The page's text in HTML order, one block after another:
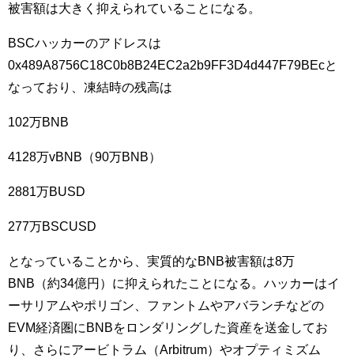
被害額は大きく抑えられていることになる。
BSCハッカーのアドレスは
0x489A8756C18C0b8B24EC2a2b9FF3D4d447F79BEcと
なっており、凍結時の残高は
102万BNB
4128万vBNB（90万BNB）
2881万BUSD
277万BSCUSD
となっていることから、実質的なBNB被害額は8万
BNB（約34億円）に抑えられたことになる。ハッカーはイ
ーサリアムやポリゴン、ファントムやアバランチなどの
EVM経済圏にBNBをロンダリングした資産を送金してお
り、さらにアービトラム（Arbitrum）やオプティミズム